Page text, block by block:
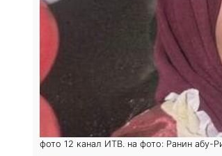
фото 12 канал ИТВ. на фото: Ранин абу-